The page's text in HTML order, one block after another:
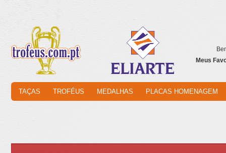
Meus
TAÇAS TROFÉUS MEDALHAS PLACAS HOMENAGEM